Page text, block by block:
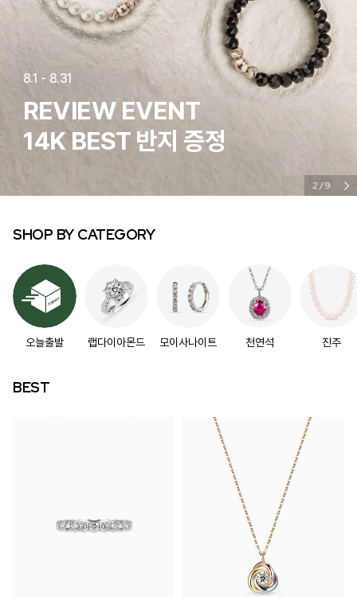
8.1 - 8.31
REVIEW EVENT
14K BEST 반지 증정
2/9
SHOP BY CATEGORY
오늘출발 랩다이아몬드 모이사나이트 천연석 진주
BEST